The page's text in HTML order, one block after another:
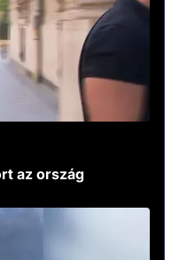
az ország